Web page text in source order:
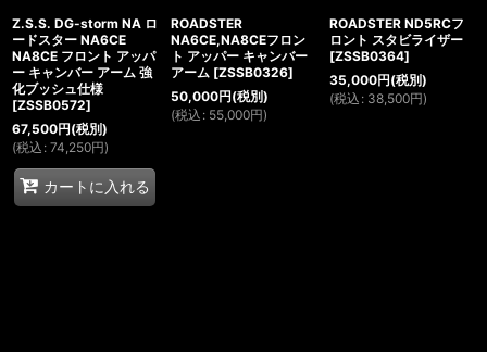
Z.S.S. DG-storm NA ロ
ードスター NA6CE
NA8CE フロント アッパ
ー キャンバー アーム 強
化ブッシュ仕様
[ZSSB0572]
67,500円(税別)
(税込 : 74,250円)
カートに入れる
ROADSTER
NA6CE,NA8CEフロン
ト アッパー キャンバー
アーム [ZSSB0326]
50,000円(税別)
(税込 : 55,000円)
ROADSTER ND5RCフ
ロント スタビライザー
[ZSSB0364]
35,000円(税別)
(税込 : 38,500円)